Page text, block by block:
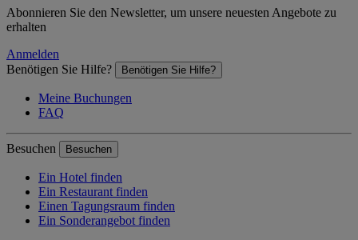
Abonnieren Sie den Newsletter, um unsere neuesten Angebote zu
erhalten
Anmelden
Benötigen Sie Hilfe?
Benötigen Sie Hilfe?
Meine Buchungen
FAQ
Besuchen Besuchen
Ein Hotel finden
Ein Restaurant finden
Einen Tagungsraum finden
Ein Sonderangebot finden